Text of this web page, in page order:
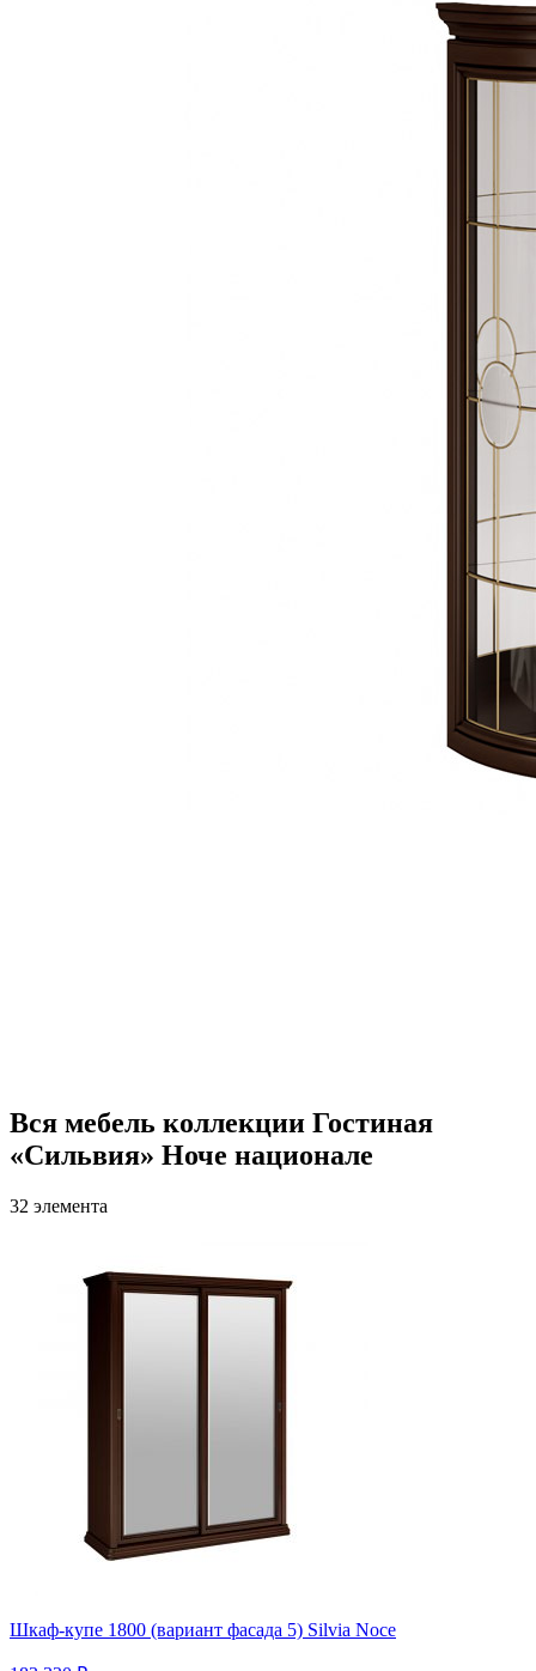
Вся мебель коллекции Гостиная
«Сильвия» Ноче национале
32 элемента
Шкаф-купе 1800 (вариант фасада 5) Silvia Noce